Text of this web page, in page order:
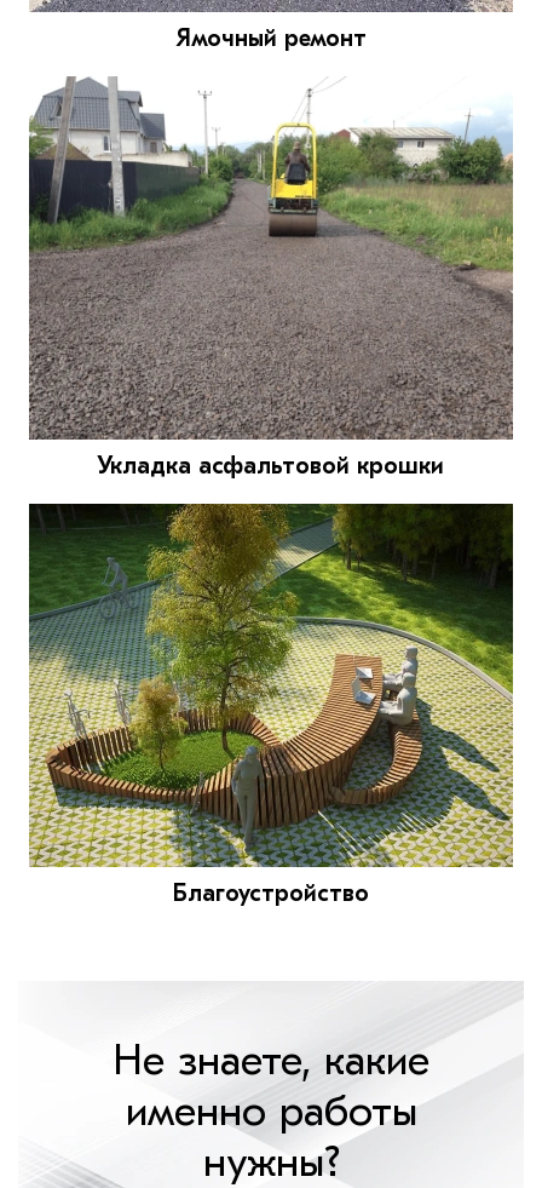
Ямочный ремонт
Укладка асфальтовой крошки
Благоустройство
Не знаете, какие
именно работы
нужны?